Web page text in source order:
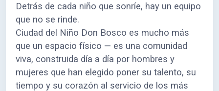
Detrás de cada niño que sonríe, hay un equipo
que no se rinde.
Ciudad del Niño Don Bosco es mucho más
que un espacio físico — es una comunidad
viva, construida día a día por hombres y
mujeres que han elegido poner su talento, su
tiempo y su corazón al servicio de los más